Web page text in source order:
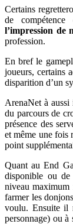
Certains
de
l’impression de
profession.
En bref le
joueurs, certains
disparition d’un
ArenaNet à
du parcours de
présence des
et même une fois
point
Quant au End
disponible ou
niveau maximum
farmer les
voulu. Ensuite il
personnage) ou